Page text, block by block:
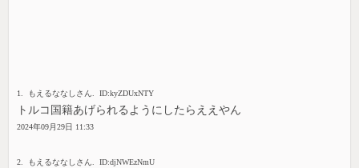
1. もえるななしさん. ID:kyZDUxNTY
トルコ国籍あげられるようにしたらええやん
2024年09月29日 11:33
2. もえるななしさん. ID:djNWEzNmU